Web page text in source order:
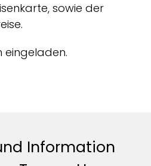
sowie der
eingeladen.
Information